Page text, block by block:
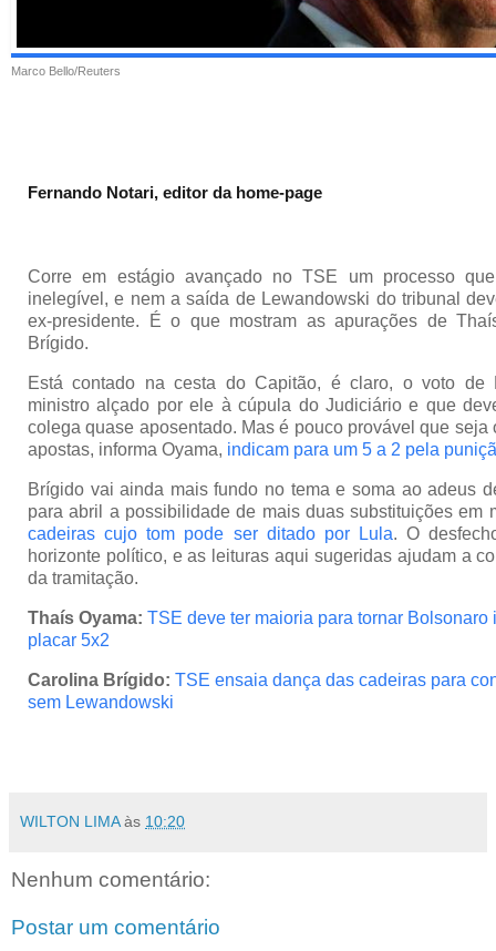
Marco Bello/Reuters
Fernando Notari, editor da home-page
Corre em estágio avançado no TSE um processo
inelegível, e nem a saída de Lewandowski do tribunal
ex-presidente. É o que mostram as apurações de
Brígido.
Está contado na cesta do Capitão, é claro, o voto de
ministro alçado por ele à cúpula do Judiciário e que
colega quase aposentado. Mas é pouco provável que seja
apostas, informa Oyama, indicam para um 5 a 2 pela
Brígido vai ainda mais fundo no tema e soma ao adeus
para abril a possibilidade de mais duas substituições em
cadeiras cujo tom pode ser ditado por Lula. O
horizonte político, e as leituras aqui sugeridas ajudam a
da tramitação.
Thaís Oyama: TSE deve ter maioria para tornar Bolsonaro
placar 5x2
Carolina Brígido: TSE ensaia dança das cadeiras para
sem Lewandowski
WILTON LIMA às 10:20
Nenhum comentário:
Postar um comentário